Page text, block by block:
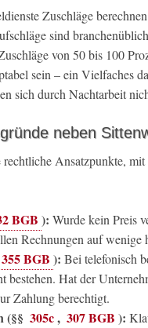
Zuschläge
sind
von 50 bis 100
sein – ein Vielfaches
sich durch Nachtarbeit
neben
Ansatzpunkte, mit
BGB ): Wurde kein Preis
Rechnungen auf wenige
355 BGB ): Bei telefonisch
bestehen. Hat der
Zahlung berechtigt.
(§§ 305c, 307 BGB ):